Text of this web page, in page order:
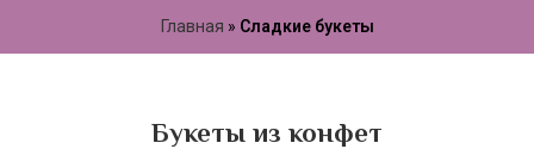
Главная » Сладкие букеты
Букеты из конфет